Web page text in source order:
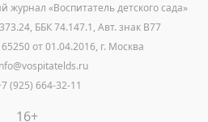
журнал «Воспитатель детского сада»
ББК 74.147.1, Авт. знак B77
от 01.04.2016, г. Москва
(925) 664-32-11
16+